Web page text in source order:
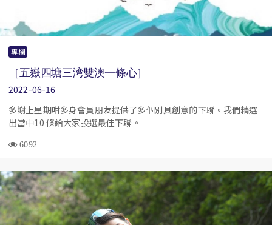
專欄
［五嶽四塘三湾雙澳一條心］
2022-06-16
多謝上星期咁多身會員朋友提供了多個別具創意的下聯。我們精選
出當中10 條給大家投選最佳下聯。
6092